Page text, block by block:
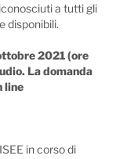
a tutti gli
disponibili.
2021 (ore
La domanda
line
in corso di